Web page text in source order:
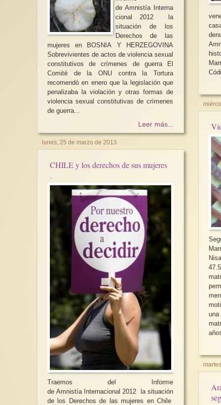
de Amnistía Interna
cional 2012 la
situación de los
Derechos de las
mujeres en BOSNIA Y HERZEGOVINA
Sobrevivientes de actos de violencia sexual
constitutivos de crímenes de guerra El
Comité de la ONU contra la Tortura
recomendó en enero que la legislación que
penalizaba la violación y otras formas de
violencia sexual constitutivas de crímenes
de guerra...
Leer más...
lunes, 25 de marzo de 2013
CHILE y los derechos de sus mujeres
.
Traemos del Informe
de Amnistía Internacional 2012 la situación
de los Derechos de las mujeres en Chile